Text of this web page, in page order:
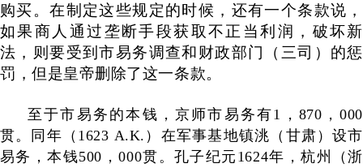
购买。在制定这些规定的时候，还有一个条款说，
如果商人通过垄断手段获取不正当利润，破坏新
法，则要受到市易务调查和财政部门（三司）的惩
罚，但是皇帝删除了这一条款。
至于市易务的本钱，京师市易务有1 ， 870 ，000
贯。同年（ 1623 A.K. ）在军事基地镇洮（甘肃）设市
易务，本钱500 ，000贯。孔子纪元 1624年，杭州（浙